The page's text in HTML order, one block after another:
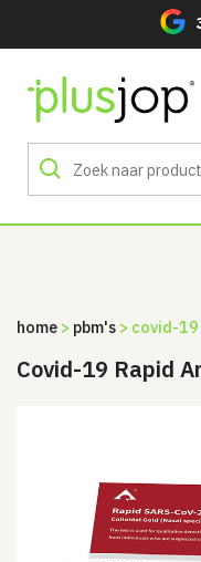
home > pbm's > covid-
Covid-19 Rapid